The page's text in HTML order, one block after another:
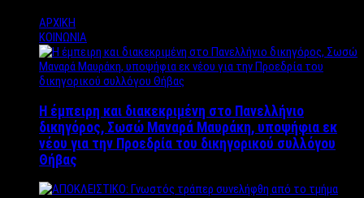
ΑΡΧΙΚΗ
ΚΟΙΝΩΝΙΑ
Η έμπειρη και διακεκριμένη στο Πανελλήνιο
δικηγόρος, Σωσώ Μαναρά Μαυράκη, υποψήφια εκ
νέου για την Προεδρία του δικηγορικού συλλόγου
Θήβας